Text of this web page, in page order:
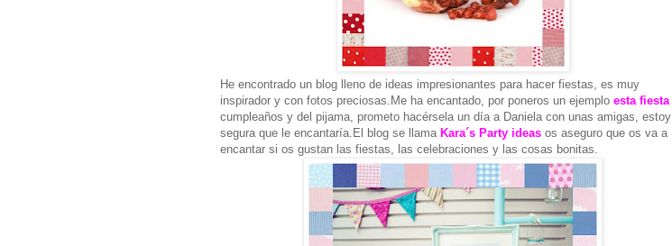
He encontrado un blog lleno de ideas impresionantes para hacer fiestas, es muy
inspirador y con fotos preciosas.Me ha encantado, por poneros un ejemplo esta fiesta
cumpleaños y del pijama, prometo hacérsela un día a Daniela con unas amigas, estoy
segura que le encantaría.El blog se llama Kara´s Party ideas os aseguro que os va a
encantar si os gustan las fiestas, las celebraciones y las cosas bonitas.